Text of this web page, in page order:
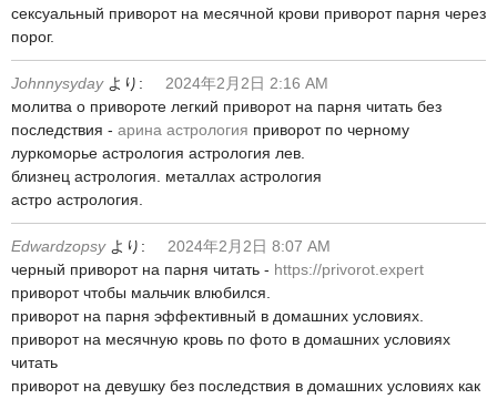
сексуальный приворот на месячной крови приворот парня через
порог.
Johnnysyday より:
2024年2月2日 2:16 AM
молитва о привороте легкий приворот на парня читать без
последствия - арина астрология приворот по черному
луркоморье астрология астрология лев.
близнец астрология. металлах астрология
астро астрология.
Edwardzopsy より:
2024年2月2日 8:07 AM
черный приворот на парня читать - https://privorot.expert
приворот чтобы мальчик влюбился.
приворот на парня эффективный в домашних условиях.
приворот на месячную кровь по фото в домашних условиях
читать
приворот на девушку без последствия в домашних условиях как